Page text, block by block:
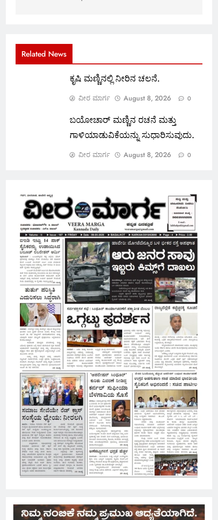
Related News
ಕೃಷಿ ಮಣ್ಣಿನಲ್ಲಿ ನೀರಿನ ಚಲನೆ.
ವೀರ ಮಾರ್ಗ August 8, 2026 0
ಬಯೋಚಾರ್ ಮಣ್ಣಿನ ರಚನೆ ಮತ್ತು
ಗಾಳಿಯಾಡುವಿಕೆಯನ್ನು ಸುಧಾರಿಸುವುದು.
ವೀರ ಮಾರ್ಗ August 8, 2026 0